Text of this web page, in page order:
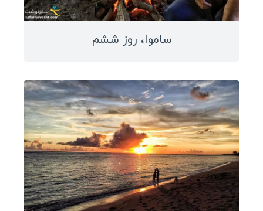
ساموا
فیلیپین
قزاقستان
قرقیزستان
اردن
سنگاپور
هند
ساموا، روز ششم